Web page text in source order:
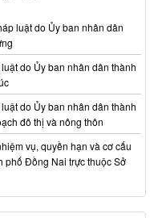
luật do Ủy ban nhân dân
do Ủy ban nhân dân thành
do Ủy ban nhân dân thành
đô thị và nông thôn
vụ, quyền hạn và cơ cấu
phố Đồng Nai trực thuộc Sở